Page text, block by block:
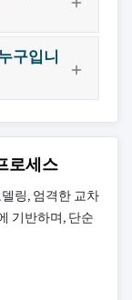
구입니
로세스
링, 엄격한 교차
기반하며, 단순